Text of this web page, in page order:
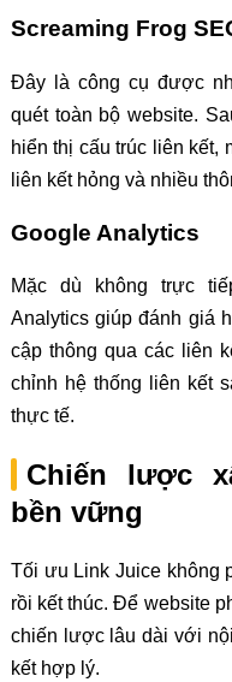
Screaming Frog
Đây là công cụ được
quét toàn bộ website.
hiển thị cấu trúc liên kết,
liên kết hỏng và nhiều
Google Analytics
Mặc dù không trực
Analytics giúp đánh giá
cập thông qua các liên
chỉnh hệ thống liên kết
thực tế.
Chiến lược
bền vững
Tối ưu Link Juice không
rồi kết thúc. Để website
chiến lược lâu dài với
kết hợp lý.